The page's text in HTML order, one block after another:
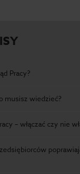
Pracy?
musisz wiedzieć?
– włączać czy nie